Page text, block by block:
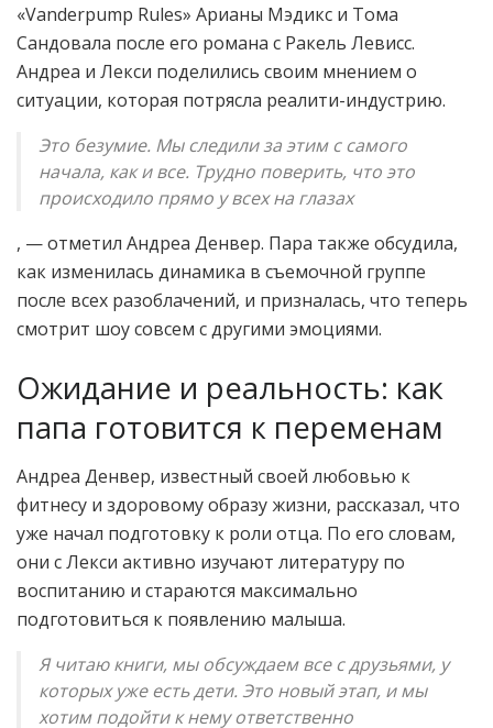
«Vanderpump Rules» Арианы Мэдикс и Тома
Сандовала после его романа с Ракель Левисс.
Андреа и Лекси поделились своим мнением о
ситуации, которая потрясла реалити-индустрию.
Это безумие. Мы следили за этим с самого
начала, как и все. Трудно поверить, что это
происходило прямо у всех на глазах
, — отметил Андреа Денвер. Пара также обсудила,
как изменилась динамика в съемочной группе
после всех разоблачений, и призналась, что теперь
смотрит шоу совсем с другими эмоциями.
Ожидание и реальность: как
папа готовится к переменам
Андреа Денвер, известный своей любовью к
фитнесу и здоровому образу жизни, рассказал, что
уже начал подготовку к роли отца. По его словам,
они с Лекси активно изучают литературу по
воспитанию и стараются максимально
подготовиться к появлению малыша.
Я читаю книги, мы обсуждаем все с друзьями, у
которых уже есть дети. Это новый этап, и мы
хотим подойти к нему ответственно